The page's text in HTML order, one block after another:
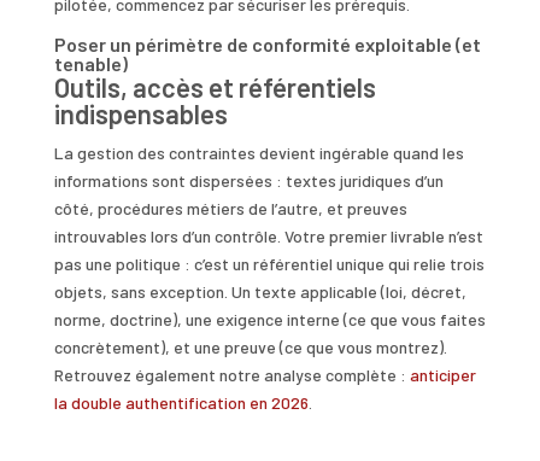
Poser un périmètre de conformité exploitable (et
tenable)
Outils, accès et référentiels
indispensables
La gestion des contraintes devient ingérable quand les
informations sont dispersées : textes juridiques d’un
côté, procédures métiers de l’autre, et preuves
introuvables lors d’un contrôle. Votre premier livrable n’est
pas une politique : c’est un référentiel unique qui relie trois
objets, sans exception. Un texte applicable (loi, décret,
norme, doctrine), une exigence interne (ce que vous faites
concrètement), et une preuve (ce que vous montrez).
Retrouvez également notre analyse complète : anticiper
la double authentification en 2026